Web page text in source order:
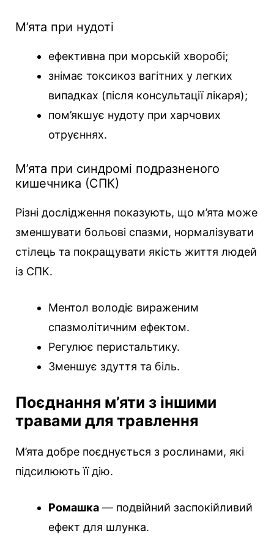
М’ята при нудоті
ефективна при морській хворобі;
знімає токсикоз вагітних у легких
випадках (після консультації лікаря);
пом’якшує нудоту при харчових
отруєннях.
М’ята при синдромі подразненого
кишечника (СПК)
Різні дослідження показують, що м’ята може
зменшувати больові спазми, нормалізувати
стілець та покращувати якість життя людей
із СПК.
Ментол володіє вираженим
спазмолітичним ефектом.
Регулює перистальтику.
Зменшує здуття та біль.
Поєднання м’яти з іншими
травами для травлення
М’ята добре поєднується з рослинами, які
підсилюють її дію.
Ромашка — подвійний заспокійливий
ефект для шлунка.